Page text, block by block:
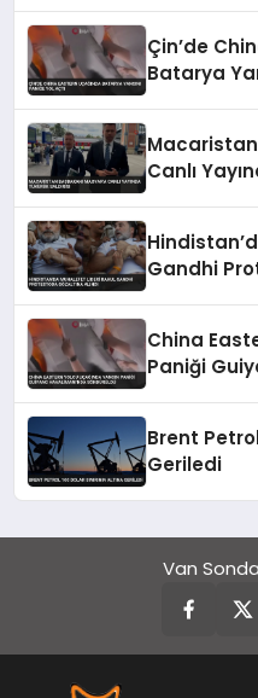
Çin’de
Batarya
Macaristan
Canlı
Gandhi
China
Paniği
Brent Petrol
Geriledi
Van